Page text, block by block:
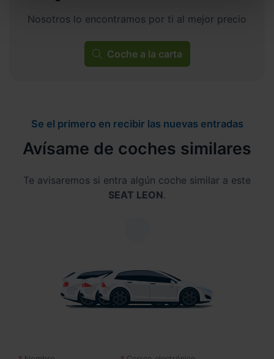
Nosotros lo encontramos por ti al mejor precio
Coche a la carta
Se el primero en recibir las nuevas entradas
Avísame de coches similares
Te avisaremos si entra algún coche similar a este
SEAT LEON.